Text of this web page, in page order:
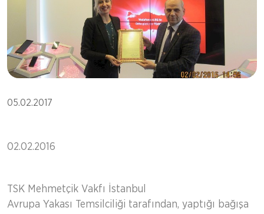
05.02.2017
02.02.2016
TSK Mehmetçik Vakfı İstanbul
Avrupa Yakası Temsilciliği tarafından, yaptığı bağışa